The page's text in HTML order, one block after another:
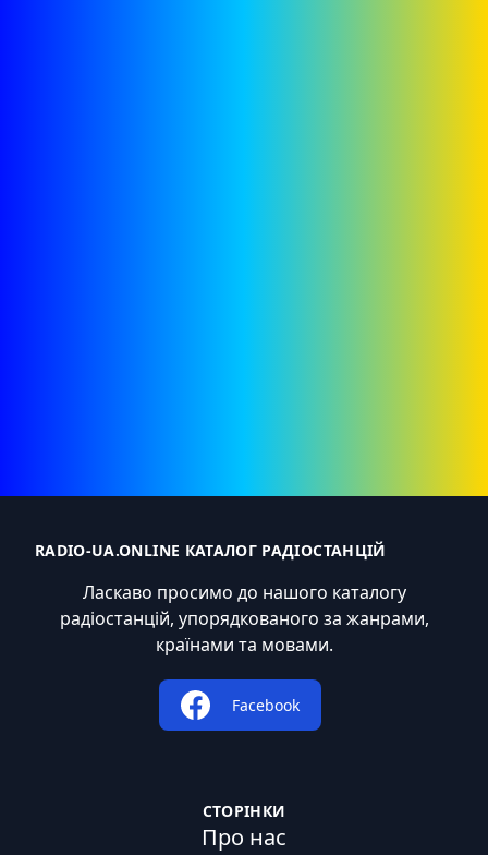
RADIO-UA.ONLINE КАТАЛОГ РАДІОСТАНЦІЙ
Ласкаво просимо до нашого каталогу
радіостанцій, упорядкованого за жанрами,
країнами та мовами.
Facebook
СТОРІНКИ
Про нас